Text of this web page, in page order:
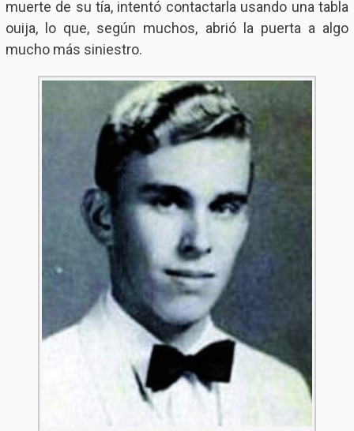
muerte de su tía, intentó contactarla usando una tabla
ouija, lo que, según muchos, abrió la puerta a algo
mucho más siniestro.